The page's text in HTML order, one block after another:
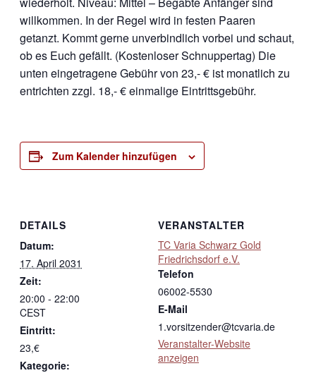
willkommen. In der Regel wird in festen Paaren
getanzt. Kommt gerne unverbindlich vorbei und schaut,
ob es Euch gefällt. (Kostenloser Schnuppertag) Die
unten eingetragene Gebühr von 23,- € ist monatlich zu
entrichten zzgl. 18,- € einmalige Eintrittsgebühr.
Zum Kalender hinzufügen
DETAILS
Datum:
17. April 2031
Zeit:
20:00 - 22:00
CEST
Eintritt:
23,€
Kategorie:
VERANSTALTER
TC Varia Schwarz Gold
Friedrichsdorf e.V.
Telefon
06002-5530
E-Mail
1.vorsitzender@tcvaria.de
Veranstalter-Website
anzeigen